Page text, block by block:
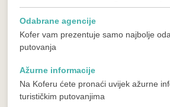
Odabrane agencije
Kofer vam prezentuje samo najbolje
putovanja
Ažurne informacije
Na Koferu ćete pronaći uvijek ažurne
turističkim putovanjima